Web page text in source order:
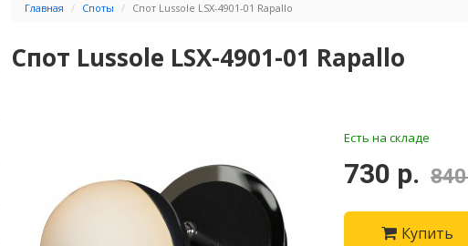
Главная Споты Спот Lussole LSX-4901-01 Rapallo
Спот Lussole LSX-4901-01 Rapallo
Есть на складе
730 р.
Купить